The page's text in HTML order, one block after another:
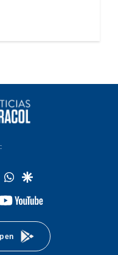
twitterwhatsapp
google
youtube-
en